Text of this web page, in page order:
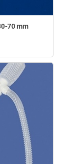
70 mm